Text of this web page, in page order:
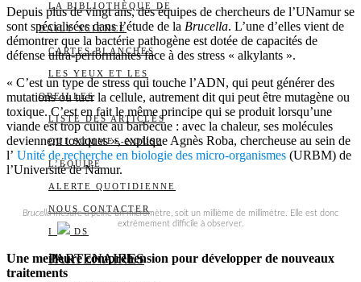
LA BIBLIOTHÈQUE DE
DAILY SCIENCE
CARTES BLANCHES
LES YEUX ET LES
OREILLES
LISTE DES ARTICLES
QUI SOMMES-NOUS?
L’ÉQUIPE
ALERTE QUOTIDIENNE
NOUS CONTACTER
I DS
PARTENAIRES
Depuis plus de vingt ans, des équipes de chercheurs de l’UNamur se
sont spécialisées dans l’étude de la Brucella. L’une d’elles vient de
démontrer que la bactérie pathogène est dotée de capacités de
défense ultra-performantes face à des stress « alkylants ».
« C’est un type de stress qui touche l’ADN, qui peut générer des
mutations ou tuer la cellule, autrement dit qui peut être mutagène ou
toxique. C’est en fait le même principe qui se produit lorsqu’une
viande est trop cuite au barbecue : avec la chaleur, ses molécules
deviennent toxiques », explique Agnès Roba, chercheuse au sein de
l’ Unité de recherche en biologie des micro-organismes (URBM) de
l’Université de Namur.
Brucellamesure à peine un micromètre, soit un millième de millimètre. Elle est donc
extrêmement difficile à observer.
Une meilleure compréhension pour développer de nouveaux
traitements